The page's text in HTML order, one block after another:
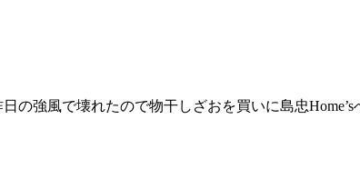
の強風で壊れたので物干しざおを買いに島忠Home’s